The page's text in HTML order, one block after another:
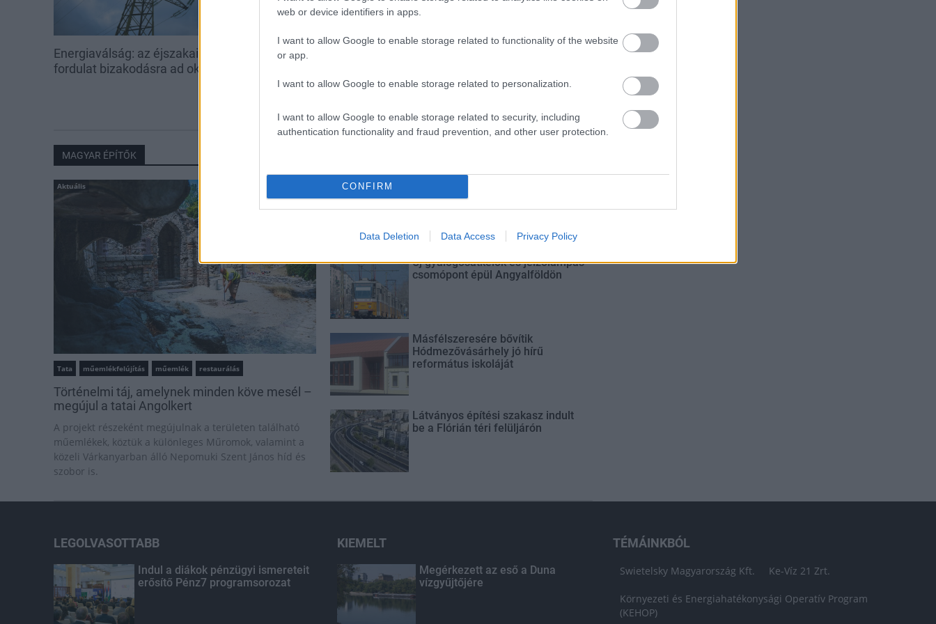
web or device identifiers in apps.
I want to allow Google to enable storage related to functionality of the website
or app.
I want to allow Google to enable storage related to personalization.
I want to allow Google to enable storage related to security, including
authentication functionality and fraud prevention, and other user protection.
CONFIRM
Data Deletion Data Access Privacy Policy
Energiaválság: az éjszakai
fordulat bizakodásra ad okot
Paks: hétfőn és talán még
utolsó turbina
Duna vizét némileg felmelegíti
MAGYAR ÉPÍTŐK
Aktuális
Tata műemlékfelújítás műemlék restaurálás
Történelmi táj, amelynek minden köve mesél –
megújul a tatai Angolkert
A projekt részeként megújulnak a területen található
műemlékek, köztük a különleges Műromok, valamint a
közeli Várkanyarban álló Nepomuki Szent János híd és
szobor is.
Bicske Kelet csomópont építése
Új gyalogosátkelők és jelzőlámpás
csomópont épül Angyalföldön
Másfélszeresére bővítik
Hódmezővásárhely jó hírű
református iskoláját
Látványos építési szakasz indult
be a Flórián téri felüljárón
LEGOLVASOTTABB
Indul a diákok pénzügyi ismereteit
erősítő Pénz7 programsorozat
KIEMELT
Megérkezett az eső a Duna
vízgyűjtőjére
TÉMÁINKBÓL
Swietelsky Magyarország Kft. Ke-Víz 21 Zrt.
Környezeti és Energiahatékonysági Operatív Program
(KEHOP)